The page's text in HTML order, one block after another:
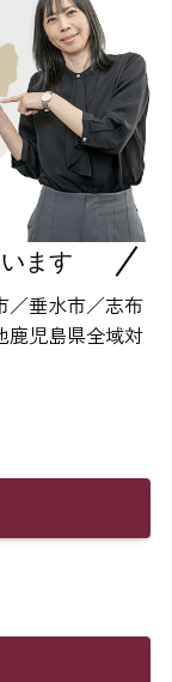
ます
／垂水市／志布
鹿児島県全域対